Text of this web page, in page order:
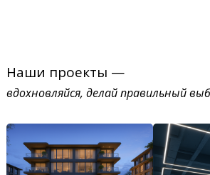
Наши проекты —
вдохновляйся, делай правильный